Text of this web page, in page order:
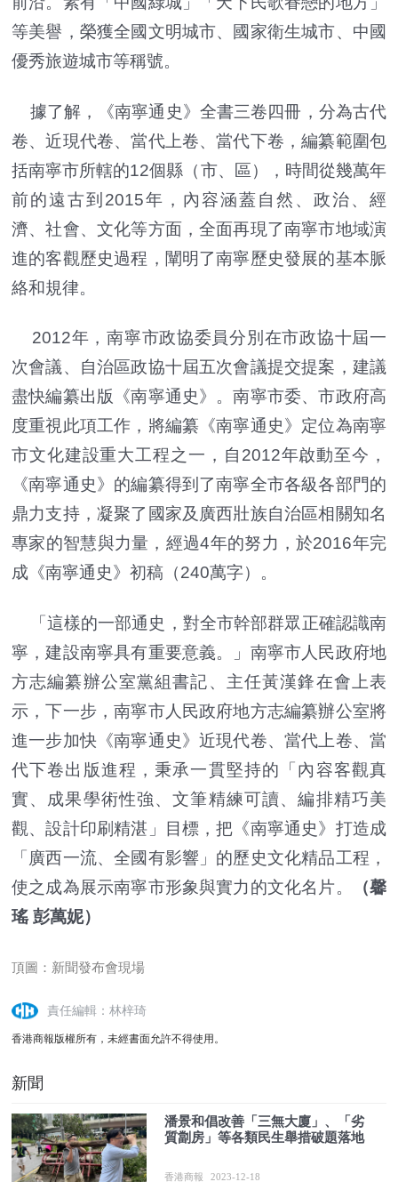
等美譽，榮獲全國文明城市、國家衛生城市、中國
優秀旅遊城市等稱號。
據了解，《南寧通史》全書三卷四冊，分為古代
卷、近現代卷、當代上卷、當代下卷，編纂範圍包
括南寧市所轄的12個縣（市、區），時間從幾萬年
前的遠古到2015年，內容涵蓋自然、政治、經
濟、社會、文化等方面，全面再現了南寧市地域演
進的客觀歷史過程，闡明了南寧歷史發展的基本脈
絡和規律。
2012年，南寧市政協委員分別在市政協十屆一
次會議、自治區政協十屆五次會議提交提案，建議
盡快編纂出版《南寧通史》。南寧市委、市政府高
度重視此項工作，將編纂《南寧通史》定位為南寧
市文化建設重大工程之一，自2012年啟動至今，
《南寧通史》的編纂得到了南寧全市各級各部門的
鼎力支持，凝聚了國家及廣西壯族自治區相關知名
專家的智慧與力量，經過4年的努力，於2016年完
成《南寧通史》初稿（240萬字）。
「這樣的一部通史，對全市幹部群眾正確認識南
寧，建設南寧具有重要意義。」南寧市人民政府地
方志編纂辦公室黨組書記、主任黃漢鋒在會上表
示，下一步，南寧市人民政府地方志編纂辦公室將
進一步加快《南寧通史》近現代卷、當代上卷、當
代下卷出版進程，秉承一貫堅持的「內容客觀真
實、成果學術性強、文筆精練可讀、編排精巧美
觀、設計印刷精湛」目標，把《南寧通史》打造成
「廣西一流、全國有影響」的歷史文化精品工程，
使之成為展示南寧市形象與實力的文化名片。
（馨
瑤 彭萬妮）
頂圖：新聞發布會現場
責任編輯：林梓琦
香港商報版權所有，未經書面允許不得使用。
新聞
潘景和倡改善「三無大廈」、「劣
質劏房」等各類民生舉措破題落地
香港商報 2023-12-18